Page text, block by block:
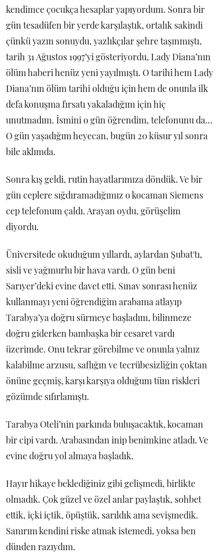
kendimce çocukça hesaplar yapıyordum. Sonra bir
gün tesadüfen bir yerde karşılaştık, ortalık sakindi
çünkü yazın sonuydu, yazlıkçılar şehre taşınmıştı,
tarih 31 Ağustos 1997’yi gösteriyordu, Lady Diana’nın
ölüm haberi henüz yeni yayılmıştı. O tarihi hem Lady
Diana’nın ölüm tarihi olduğu için hem de onunla ilk
defa konuşma fırsatı yakaladığım için hiç
unutmadım. İsmini o gün öğrendim, telefonunu da...
O gün yaşadığım heyecan, bugün 20 küsur yıl sonra
bile aklımda.
Sonra kış geldi, rutin hayatlarımıza döndük. Ve bir
gün ceplere sığdıramadığımız o kocaman Siemens
cep telefonum çaldı. Arayan oydu, görüşelim
diyordu.
Üniversitede okuduğum yıllardı, aylardan Şubat'tı,
sisli ve yağmurlu bir hava vardı. O gün beni
Sarıyer’deki evine davet etti. Sınav sonrası henüz
kullanmayı yeni öğrendiğim arabama atlayıp
Tarabya’ya doğru sürmeye başladım, bilinmeze
doğru giderken bambaşka bir cesaret vardı
üzerimde. Onu tekrar görebilme ve onunla yalnız
kalabilme arzusu, saflığın ve tecrübesizliğin çoktan
önüne geçmiş, karşı karşıya olduğum tüm riskleri
gözümde sıfırlamıştı.
Tarabya Oteli’nin parkında buluşacaktık, kocaman
bir cipi vardı. Arabasından inip benimkine atladı. Ve
evine doğru yol almaya başladık.
Hayır hikaye beklediğiniz gibi gelişmedi, birlikte
olmadık. Çok güzel ve özel anlar paylaştık, sohbet
ettik, içki içtik, öpüştük, sarıldık ama sevişmedik.
Sanırım kendini riske atmak istemedi, yoksa ben
dünden razıydım.